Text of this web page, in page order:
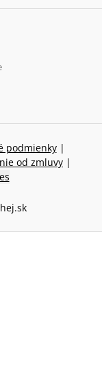
podmienky |
od zmluvy |